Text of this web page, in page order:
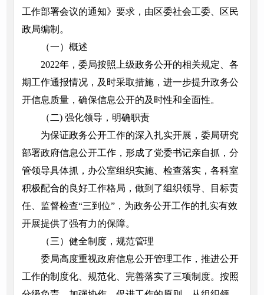
工作部署会议的通知》要求，由区委社会工委、区民
政局编制。
（一）概述
2022年，委局按照上级政务公开的相关规定、各
期工作通报情况，及时采取措施，进一步提升政务公
开信息质量，确保信息公开的及时性和全面性。
（二) 强化领导，明确职责
为保证政务公开工作的深入扎实开展，委局研究
部署政府信息公开工作，形成了党委书记亲自抓，分
管领导具体抓，办公室组织实施、检查落实，各科室
积极配合的良好工作格局，做到了组织领导、目标责
任、监督检查“三到位”，为政务公开工作的扎实有效
开展提供了强有力的保障。
（三）健全制度，规范管理
委局高度重视政府信息公开管理工作，推进公开
工作的制度化、规范化、完善落实了三项制度。按照